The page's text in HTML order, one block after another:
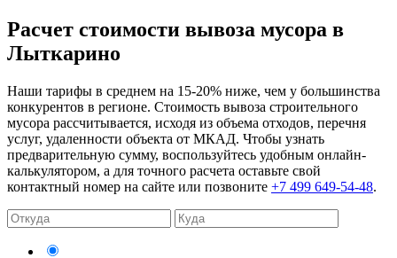
Расчет стоимости вывоза мусора в
Лыткарино
Наши тарифы в среднем на 15-20% ниже, чем у большинства
конкурентов в регионе. Стоимость вывоза строительного
мусора рассчитывается, исходя из объема отходов, перечня
услуг, удаленности объекта от МКАД. Чтобы узнать
предварительную сумму, воспользуйтесь удобным онлайн-
калькулятором, а для точного расчета оставьте свой
контактный номер на сайте или позвоните +7 499 649-54-48.